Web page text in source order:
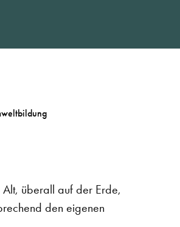
überall auf der Erde,
den eigenen